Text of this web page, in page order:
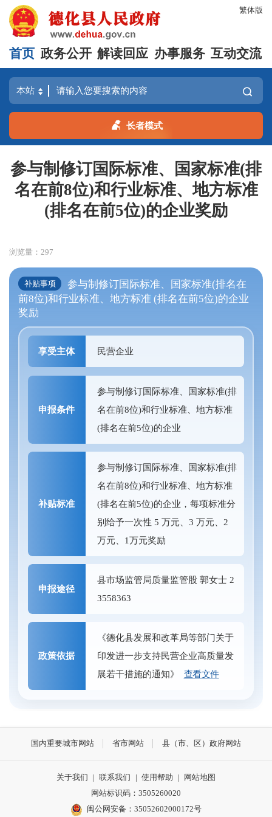
繁体版
首页 政务公开 解读回应 办事服务 互动交流
长者模式
参与制修订国际标准、国家标准(排
名在前8位)和行业标准、地方标准
(排名在前5位)的企业奖励
浏览量：297
补贴事项
参与制修订国际标准、国家标准(排名在
前8位)和行业标准、地方标准 (排名在前5位)的企业
奖励
享受主体 民营企业
申报条件
参与制修订国际标准、国家标准(排
名在前8位)和行业标准、地方标准
(排名在前5位)的企业
补贴标准
参与制修订国际标准、国家标准(排
名在前8位)和行业标准、地方标准
(排名在前5位)的企业，每项标准分
别给予一次性 5 万元、3 万元、2
万元、1万元奖励
申报途径
县市场监管局质量监管股 郭女士 2
3558363
政策依据
《德化县发展和改革局等部门关于
印发进一步支持民营企业高质量发
展若干措施的通知》 查看文件
国内重要城市网站 省市网站 县（市、区）政府网站
关于我们 | 联系我们 | 使用帮助 | 网站地图
网站标识码：3505260020
闽公网安备：35052602000172号